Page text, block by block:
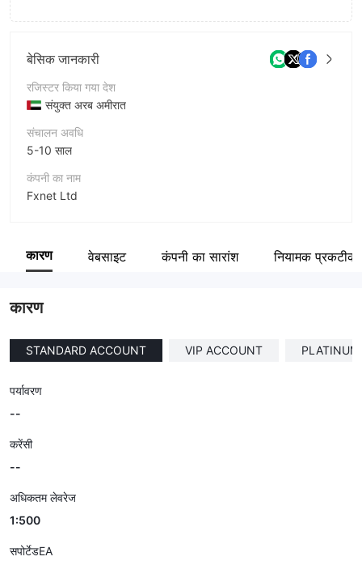
बेसिक जानकारी
रजिस्टर किया गया देश
संयुक्त अरब अमीरात
संचालन अवधि
5-10 साल
कंपनी का नाम
Fxnet Ltd
कंपनी का कर्मचारी
कारण वेबसाइट कंपनी का सारांश नियामक
कारण
STANDARD ACCOUNT VIP ACCOUNT
पर्यावरण
--
करेंसी
--
अधिकतम लेवरेज
1:500
सपोर्टेडEA